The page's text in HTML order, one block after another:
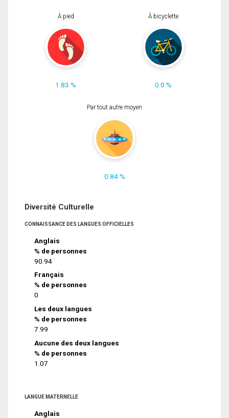
À pied
1.83 %
À bicyclette
0.0 %
Par tout autre moyen
0.84 %
Diversité Culturelle
CONNAISSANCE DES LANGUES OFFICIELLES
Anglais
% de personnes
90.94
Français
% de personnes
0
Les deux langues
% de personnes
7.99
Aucune des deux langues
% de personnes
1.07
LANGUE MATERNELLE
Anglais